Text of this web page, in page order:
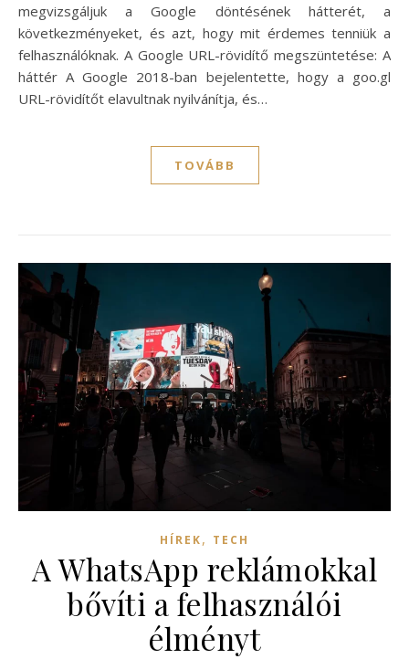
megvizsgáljuk a Google döntésének hátterét, a
következményeket, és azt, hogy mit érdemes tenniük a
felhasználóknak. A Google URL-rövidítő megszüntetése: A
háttér A Google 2018-ban bejelentette, hogy a goo.gl
URL-rövidítőt elavultnak nyilvánítja, és…
TOVÁBB
HÍREK, TECH
A WhatsApp reklámokkal
bővíti a felhasználói
élményt